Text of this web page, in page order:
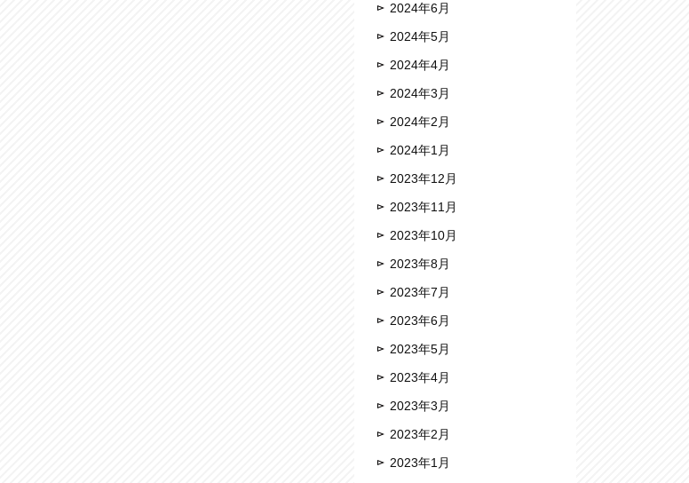
2024年6月
2024年5月
2024年4月
2024年3月
2024年2月
2024年1月
2023年12月
2023年11月
2023年10月
2023年8月
2023年7月
2023年6月
2023年5月
2023年4月
2023年3月
2023年2月
2023年1月